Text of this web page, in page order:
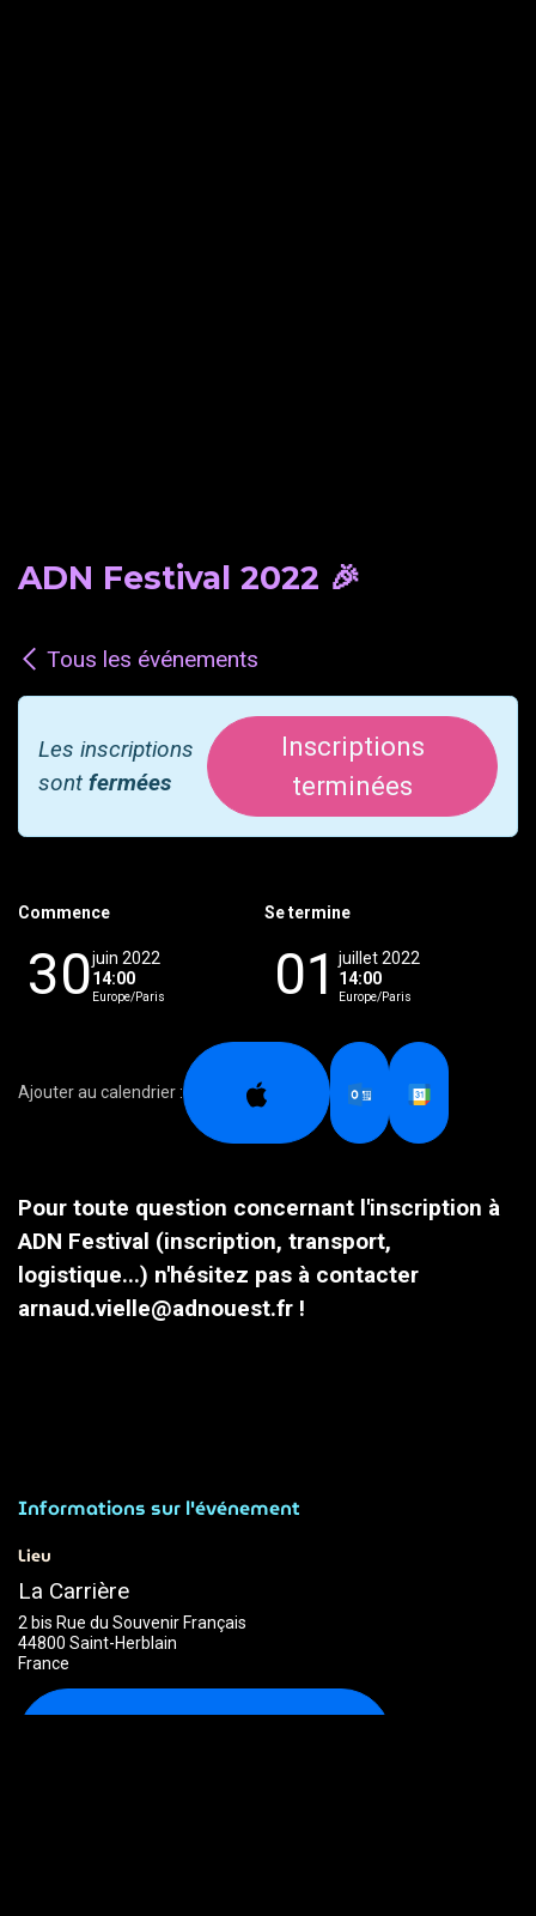
ADN Festival 2022 🎉
Tous les événements
Les inscriptions
sont fermées
Inscriptions
terminées
Commence
30juin 2022
14:00
Europe/Paris
Se termine
01juillet 2022
14:00
Europe/Paris
Ajouter au calendrier :
Pour toute question concernant l'inscription à
ADN Festival (inscription, transport,
logistique...) n'hésitez pas à contacter
arnaud.vielle@adnouest.fr !
Informations sur l'événement
Lieu
La Carrière
2 bis Rue du Souvenir Français
44800 Saint-Herblain
France